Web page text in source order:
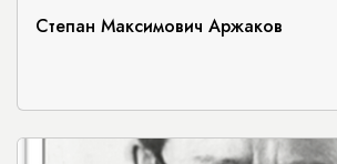
Степан Максимович Аржаков